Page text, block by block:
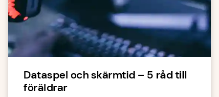
Dataspel och skärmtid – 5 råd till
föräldrar